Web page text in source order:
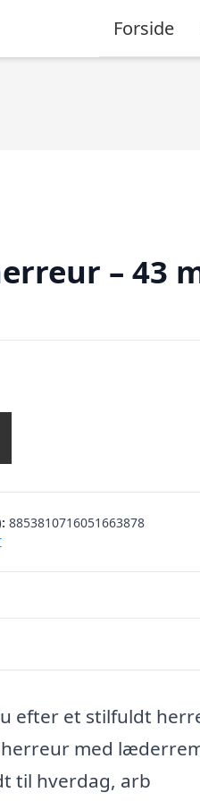
Forside
– 43
8853810716051663878
efter et stilfuldt
med
til hverdag, arb